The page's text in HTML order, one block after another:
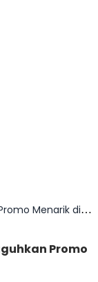
Pajang 13 Unit Mobil, Wuling Menyuguhkan Promo Menarik di GJAW 2024
Promo